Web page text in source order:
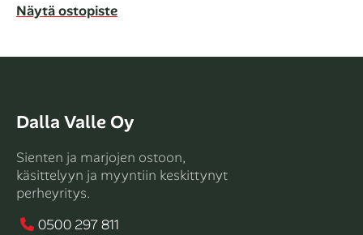
Näytä ostopiste
Dalla Valle Oy
Sienten ja marjojen ostoon,
käsittelyyn ja myyntiin keskittynyt
perheyritys.
0500 297 811